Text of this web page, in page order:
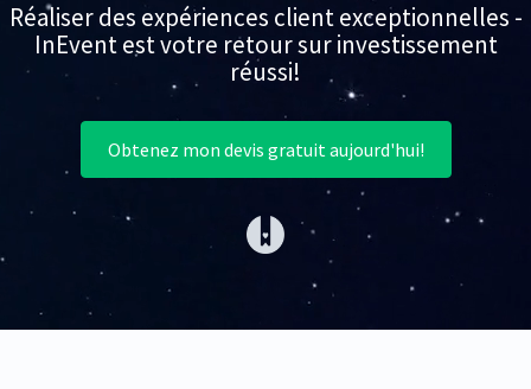
Réaliser des expériences client exceptionnelles -
InEvent est votre retour sur investissement
réussi!
Obtenez mon devis gratuit aujourd'hui!
(opens in a new tab)